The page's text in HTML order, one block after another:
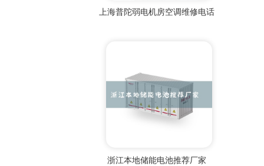
上海普陀弱电机房空调维修电话
浙江本地储能电池推荐厂家